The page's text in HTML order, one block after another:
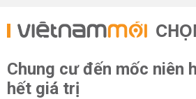
Chung cư đến mốc niên
hết giá trị